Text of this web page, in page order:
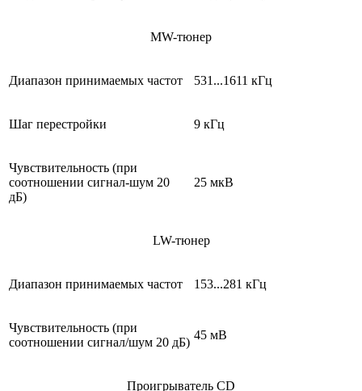
MW-тюнер
Диапазон принимаемых частот 531...1611 кГц
Шаг перестройки 9 кГц
Чувствительность (при
соотношении сигнал-шум 20
дБ)
25 мкВ
LW-тюнер
Диапазон принимаемых частот 153...281 кГц
Чувствительность (при
соотношении сигнал/шум 20 дБ)
45 мВ
Проигрыватель CD